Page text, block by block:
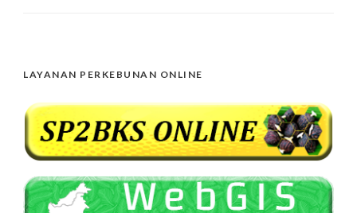
LAYANAN PERKEBUNAN ONLINE